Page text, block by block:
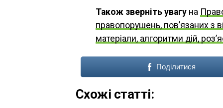
Також зверніть увагу на
правопорушень, пов’язаних з
матеріали, алгоритми дій,
Поділитися
Схожі статті: